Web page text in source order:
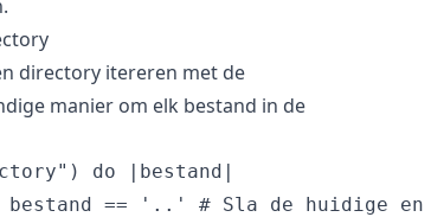
directory itereren met de
manier om elk bestand in de
do |bestand|
== '..' # Sla de huidige